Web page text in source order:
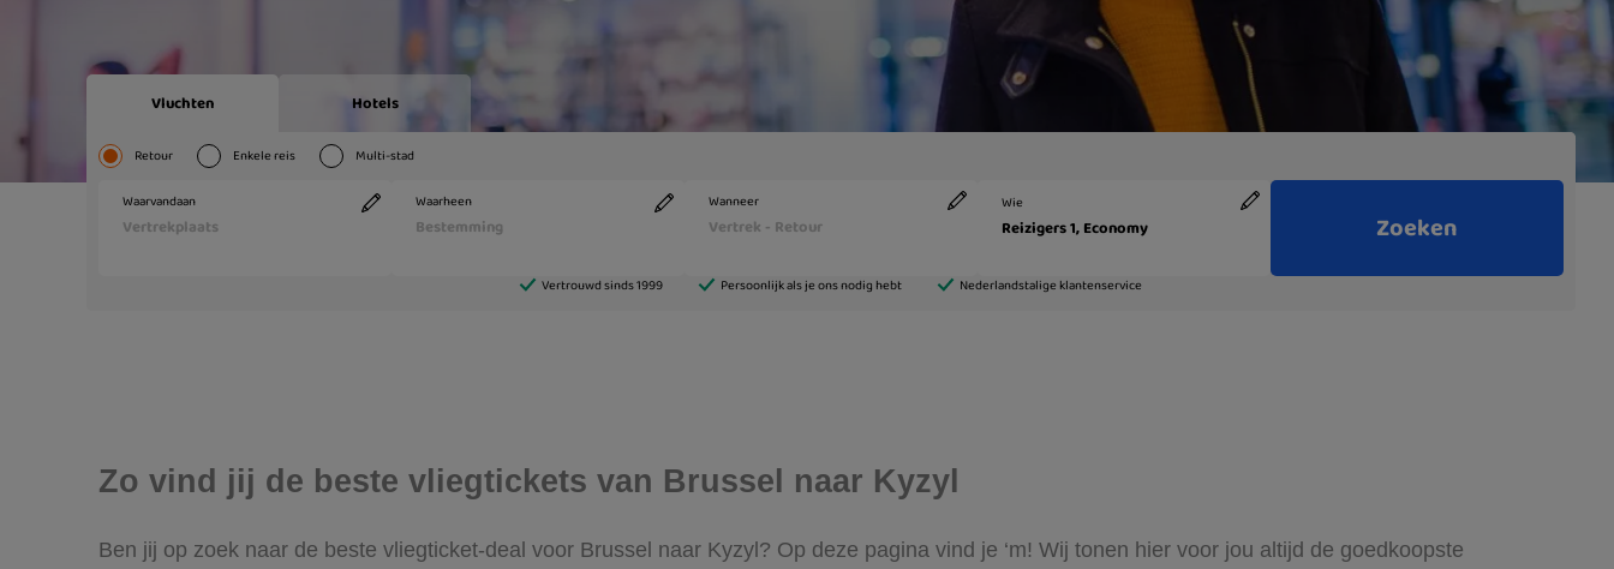
Zo vind jij de beste vliegtickets van Brussel naar Kyzyl
Ben jij op zoek naar de beste vliegticket-deal voor Brussel naar Kyzyl? Op deze pagina vind je ‘m! Wij tonen hier voor jou altijd de goedkoopste